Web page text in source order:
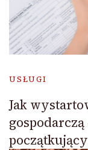
USŁUGI
Jak